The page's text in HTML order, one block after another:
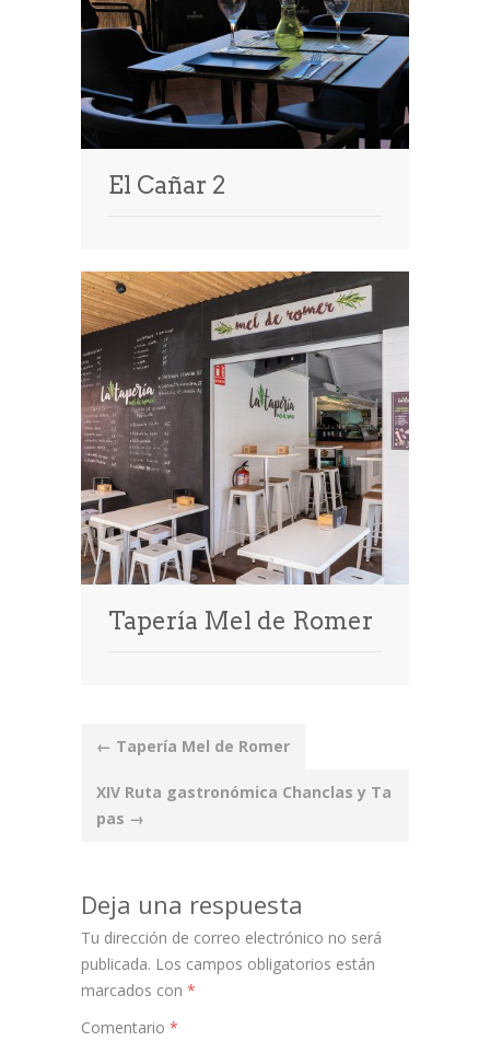
El Cañar 2
Tapería Mel de Romer
Post
navigation
← Tapería Mel de Romer
XIV Ruta gastronómica Chanclas y Ta
pas →
Deja una respuesta
Tu dirección de correo electrónico no será
publicada. Los campos obligatorios están
marcados con *
Comentario *